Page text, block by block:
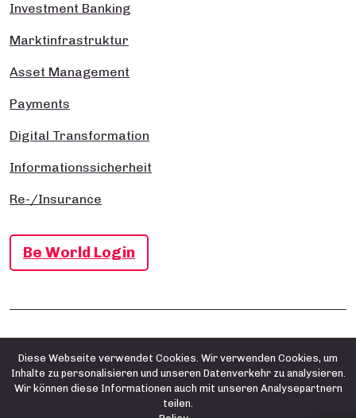
Investment Banking
Marktinfrastruktur
Asset Management
Payments
Digital Transformation
Informationssicherheit
Re-/Insurance
Be World Login
Diese Webseite verwendet Cookies. Wir verwenden Cookies, um
Inhalte zu personalisieren und unseren Datenverkehr zu analysieren.
Wir können diese Informationen auch mit unseren Analysepartnern
teilen.